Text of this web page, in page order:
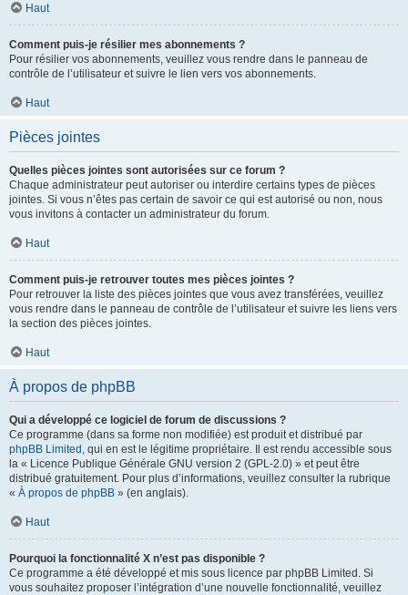
Haut
Comment puis-je résilier mes abonnements ?
Pour résilier vos abonnements, veuillez vous rendre dans le panneau de
contrôle de l’utilisateur et suivre le lien vers vos abonnements.
Haut
Pièces jointes
Quelles pièces jointes sont autorisées sur ce forum ?
Chaque administrateur peut autoriser ou interdire certains types de pièces
jointes. Si vous n’êtes pas certain de savoir ce qui est autorisé ou non, nous
vous invitons à contacter un administrateur du forum.
Haut
Comment puis-je retrouver toutes mes pièces jointes ?
Pour retrouver la liste des pièces jointes que vous avez transférées, veuillez
vous rendre dans le panneau de contrôle de l’utilisateur et suivre les liens vers
la section des pièces jointes.
Haut
À propos de phpBB
Qui a développé ce logiciel de forum de discussions ?
Ce programme (dans sa forme non modifiée) est produit et distribué par
phpBB Limited , qui en est le légitime propriétaire. Il est rendu accessible sous
la « Licence Publique Générale GNU version 2 (GPL-2.0) » et peut être
distribué gratuitement. Pour plus d’informations, veuillez consulter la rubrique
« À propos de phpBB » (en anglais).
Haut
Pourquoi la fonctionnalité X n’est pas disponible ?
Ce programme a été développé et mis sous licence par phpBB Limited. Si
vous souhaitez proposer l’intégration d’une nouvelle fonctionnalité, veuillez